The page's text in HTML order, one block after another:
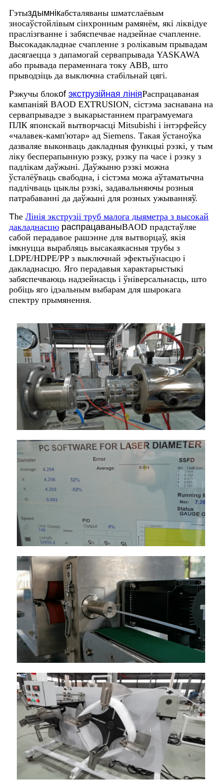
Гэтыздымнікабсталяваны шматслаёвым
зносаўстойлівым сінхронным рамянём, які ліквідуе
праслізгванне і забяспечвае надзейнае счапленне.
Высокадакладнае счапленне з ролікавым прывадам
дасягаецца з дапамогай сервапрывада YASKAWA
або прывада пераменнага току ABB, што
прыводзіць да выключна стабільнай цягі.
Рэжучы блокof экструзійная лініяРаспрацаваная
кампаніяй BAOD EXTRUSION, сістэма заснавана на
сервапрывадзе з выкарыстаннем праграмуемага
ПЛК японскай вытворчасці Mitsubishi і інтэрфейсу
«чалавек-камп'ютар» ад Siemens. Такая ўстаноўка
дазваляе выконваць дакладныя функцыі рэзкі, у тым
ліку бесперапынную рэзку, рэзку па часе і рэзку з
падлікам даўжыні. Даўжыню рэзкі можна
ўсталёўваць свабодна, і сістэма можа аўтаматычна
падлічваць цыклы рэзкі, задавальняючы розныя
патрабаванні да даўжыні для розных ужыванняў.
The Лінія экструзіі труб малога дыяметра з высокай
дакладнасцю распрацаваныBAOD прадстаўляе
сабой перадавое рашэнне для вытворцаў, якія
імкнуцца вырабляць высакаякасныя трубы з
LDPE/HDPE/PP з выключнай эфектыўнасцю і
дакладнасцю. Яго перадавыя характарыстыкі
забяспечваюць надзейнасць і ўніверсальнасць, што
робіць яго ідэальным выбарам для шырокага
спектру прымянення.